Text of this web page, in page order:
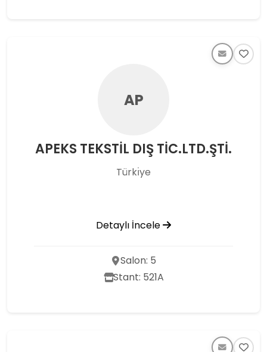
AP
APEKS TEKSTİL DIŞ TİC.LTD.ŞTİ.
Türkı̇ye
Detaylı İncele
Salon: 5
Stant: 521A